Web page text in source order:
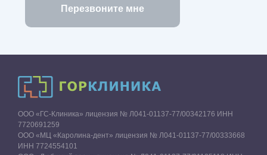
ООО «ГС-Клиника» лицензия № Л041-01137-77/00342176 ИНН
7720691259
ООО «МЦ «Каролина-дент» лицензия № Л041-01137-77/00333668
ИНН 7724554101